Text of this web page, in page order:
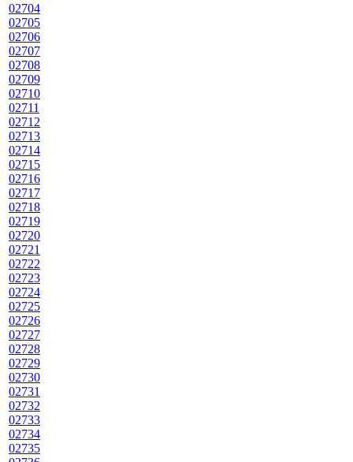
02704
02705
02706
02707
02708
02709
02710
02711
02712
02713
02714
02715
02716
02717
02718
02719
02720
02721
02722
02723
02724
02725
02726
02727
02728
02729
02730
02731
02732
02733
02734
02735